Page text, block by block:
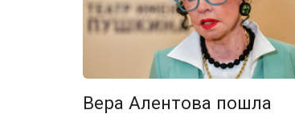
Вера Алентова пошла